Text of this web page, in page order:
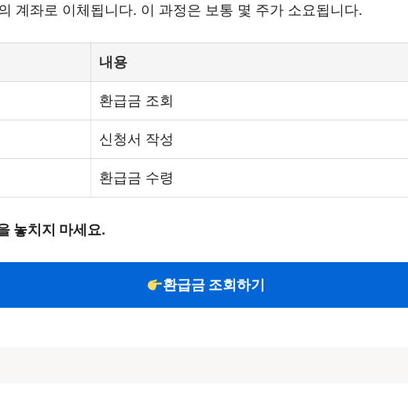
계좌로 이체됩니다. 이 과정은 보통 몇 주가 소요됩니다.
내용
환급금 조회
신청서 작성
환급금 수령
놓치지 마세요.
환급금 조회하기